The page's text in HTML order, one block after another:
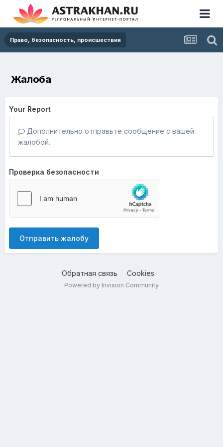
Право, безопасность, происшествия
Жалоба
Your Report
Дополнительно отправьте сообщение с вашей
жалобой.
Проверка безопасности
Отправить жалобу
Обратная связь Cookies
Powered by Invision Community